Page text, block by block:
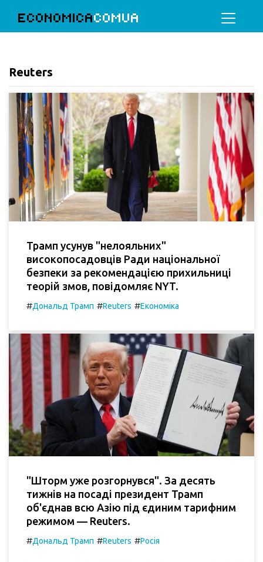
ECONOMICACOMUA
Reuters
Трамп усунув "нелояльних"
високопосадовців Ради національної
безпеки за рекомендацією прихильниці
теорій змов, повідомляє NYT.
#Дональд Трамп #Reuters #Економіка
"Шторм уже розгорнувся". За десять
тижнів на посаді президент Трамп
об'єднав всю Азію під єдиним тарифним
режимом — Reuters.
#Дональд Трамп #Reuters #Росія